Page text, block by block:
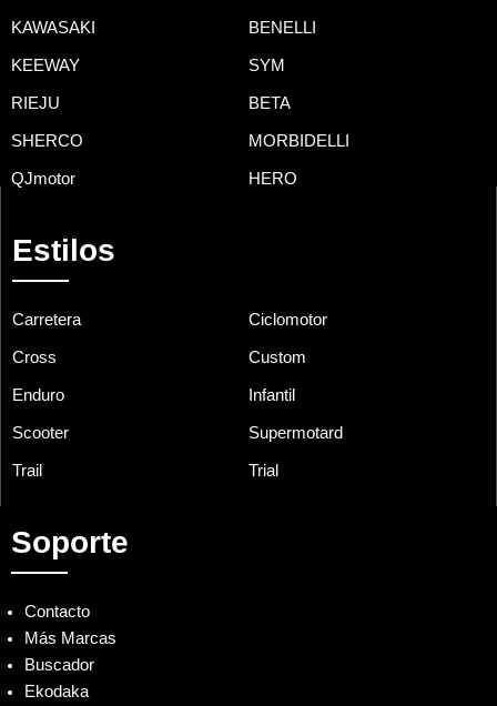
KAWASAKI BENELLI
KEEWAY SYM
RIEJU BETA
SHERCO MORBIDELLI
QJmotor HERO
Estilos
Carretera Ciclomotor
Cross Custom
Enduro Infantil
Scooter Supermotard
Trail Trial
Soporte
Contacto
Más Marcas
Buscador
Ekodaka